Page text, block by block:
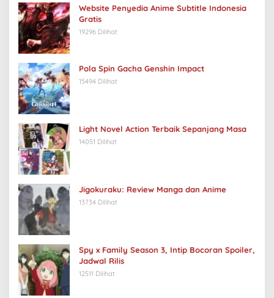
Website Penyedia Anime Subtitle Indonesia
Gratis
19296 Dilihat
Pola Spin Gacha Genshin Impact
15494 Dilihat
Light Novel Action Terbaik Sepanjang Masa
14051 Dilihat
Jigokuraku: Review Manga dan Anime
13734 Dilihat
Spy x Family Season 3, Intip Bocoran Spoiler,
Jadwal Rilis
12511 Dilihat